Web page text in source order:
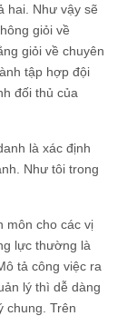
hai. Như vậy sẽ
giỏi về
giỏi về chuyên
tập hợp đội
đối thủ của
là xác định
Như tôi trong
môn cho các vị
lực thường là
tả công việc ra
lý thì dễ dàng
chung. Trên